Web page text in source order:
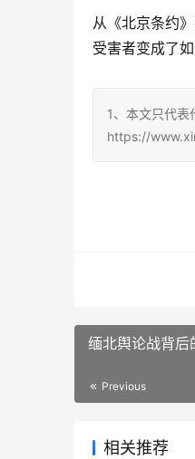
从《北京条约
受害者变成了
1、本文只代表
https://
缅北舆论战背后
Previous
相关推荐